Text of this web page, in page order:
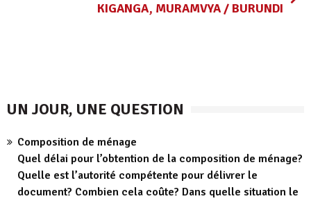
KIGANGA, MURAMVYA / BURUNDI
UN JOUR, UNE QUESTION
Composition de ménage
Quel délai pour l’obtention de la composition de ménage?
Quelle est l’autorité compétente pour délivrer le
document? Combien cela coûte? Dans quelle situation le